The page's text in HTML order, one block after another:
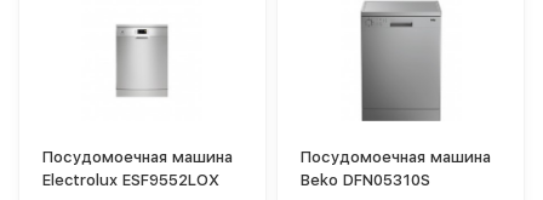
Посудомоечная машина
Electrolux ESF9552LOX
Посудомоечная машина
Beko DFN05310S